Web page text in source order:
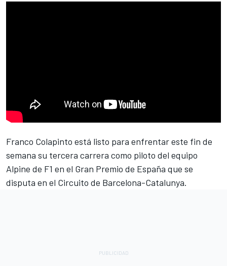
Franco Colapinto está listo para enfrentar este fin de
semana su tercera carrera como piloto del equipo
Alpine de F1 en el Gran Premio de España que se
disputa en el Circuito de Barcelona-Catalunya.